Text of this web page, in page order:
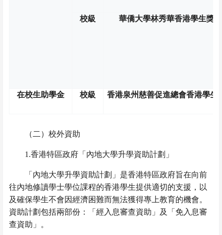
校級 華僑大學林秀華香港學生獎
在校生助學金 校級 香港泉州慈善促進總會香港學生
（二）校外資助
1.香港特區政府「內地大學升學資助計劃」
「內地大學升學資助計劃」是香港特區政府旨在向前
往內地修讀學士學位課程的香港學生提供適切的支援，以
及確保學生不會因經濟困難而無法獲得專上教育的機會。
資助計劃包括兩部份：「經入息審查資助」及「免入息審
查資助」。